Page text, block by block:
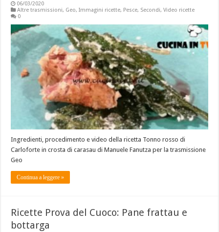
06/03/2020
Altre trasmissioni, Geo,Immagini ricette, Pesce, Secondi,Video ricette
0
Ingredienti, procedimento e video della ricetta Tonno rosso di
Carloforte in crosta di carasau di Manuele Fanutza per la trasmissione
Geo
Continua a leggere »
Ricette Prova del Cuoco: Pane frattau e
bottarga